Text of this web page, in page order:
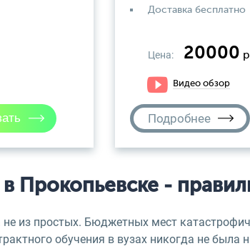
Доставка бесплатно
Цена: 20000
Видео обзор
Подробнее
Прокопьевске -
не из простых. Бюджетных мест
обучения в вузах никогда не была